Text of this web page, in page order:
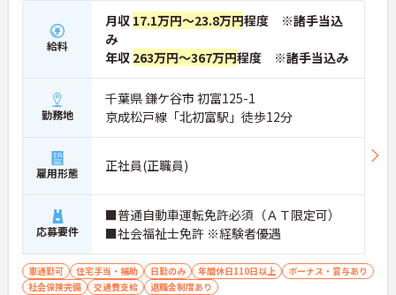
す。
・年間休日114日、残業月平均10時間程度という就
業環境に加え、産前産後休暇や育児休暇制度がしっ
かりと整備されています。オンとオフの切り替えを
ただけます。
・グループホーム一棟あたりの入居者様20名定員を
常時2～4名のスタッフで支援、国基準を上回る人員
配置や夜間複数名体制が敷かれているため、業務に
追われることなくご利用者様のペースに合わせたサ
ポートが可能です。施設も専用設計で働きやすく、
ご自身の理想とする福祉を実践できる環境が整って
います。
給料
月収 17.1万円～23.8万円程度 ※諸手当込
み
年収 263万円～367万円程度 ※諸手当込み
勤務地
千葉県 鎌ケ谷市 初富125-1
京成松戸線「北初富駅」徒歩12分
雇用形態 正社員(正職員)
応募要件
■普通自動車運転免許必須（ＡＴ限定可）
■社会福祉士免許 ※経験者優遇
車通勤可 住宅手当・補助 日勤のみ 年間休日110日以上
ボーナス・賞与あり
社会保険完備
交通費支給 退職金制度あり